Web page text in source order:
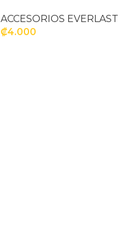
ACCESORIOS EVERLAST
₡4.000